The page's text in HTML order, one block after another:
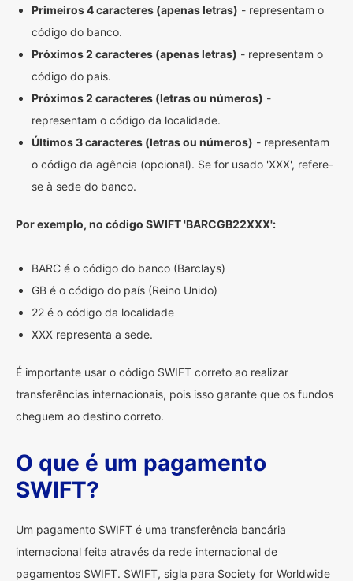
Primeiros 4 caracteres (apenas letras) - representam o
código do banco.
Próximos 2 caracteres (apenas letras) - representam o
código do país.
Próximos 2 caracteres (letras ou números) -
representam o código da localidade.
Últimos 3 caracteres (letras ou números) - representam
o código da agência (opcional). Se for usado 'XXX', refere-
se à sede do banco.
Por exemplo, no código SWIFT 'BARCGB22XXX':
BARC é o código do banco (Barclays)
GB é o código do país (Reino Unido)
22 é o código da localidade
XXX representa a sede.
É importante usar o código SWIFT correto ao realizar
transferências internacionais, pois isso garante que os fundos
cheguem ao destino correto.
O que é um pagamento
SWIFT?
Um pagamento SWIFT é uma transferência bancária
internacional feita através da rede internacional de
pagamentos SWIFT. SWIFT, sigla para Society for Worldwide